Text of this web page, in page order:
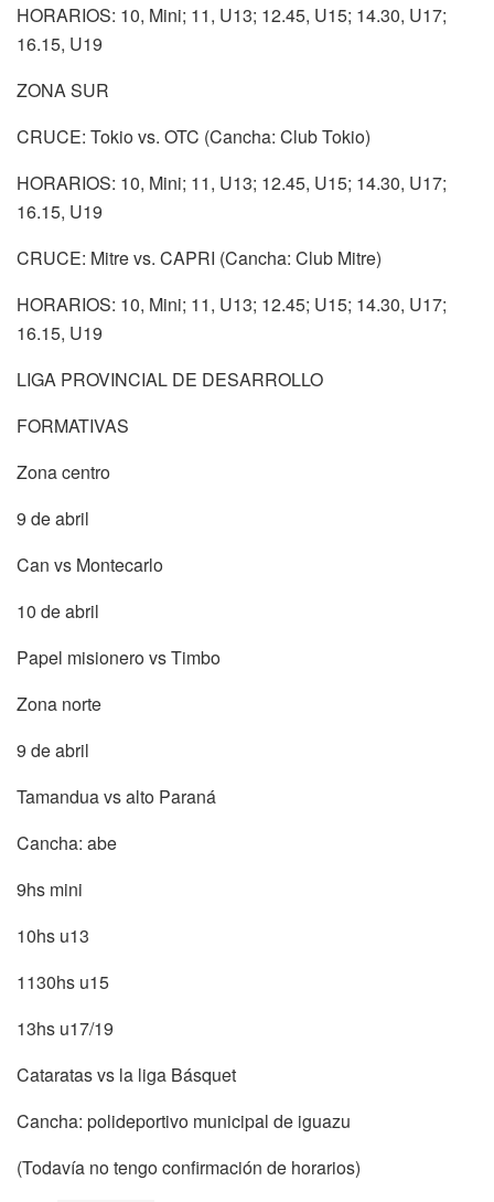
HORARIOS: 10, Mini; 11, U13; 12.45, U15; 14.30, U17;
16.15, U19
ZONA SUR
CRUCE: Tokio vs. OTC (Cancha: Club Tokio)
HORARIOS: 10, Mini; 11, U13; 12.45, U15; 14.30, U17;
16.15, U19
CRUCE: Mitre vs. CAPRI (Cancha: Club Mitre)
HORARIOS: 10, Mini; 11, U13; 12.45; U15; 14.30, U17;
16.15, U19
LIGA PROVINCIAL DE DESARROLLO
FORMATIVAS
Zona centro
9 de abril
Can vs Montecarlo
10 de abril
Papel misionero vs Timbo
Zona norte
9 de abril
Tamandua vs alto Paraná
Cancha: abe
9hs mini
10hs u13
1130hs u15
13hs u17/19
Cataratas vs la liga Básquet
Cancha: polideportivo municipal de iguazu
(Todavía no tengo confirmación de horarios)